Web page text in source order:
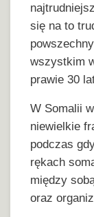
się na to
wszystkim
prawie 30
W Somalii
niewielkie
podczas
rękach
między
oraz